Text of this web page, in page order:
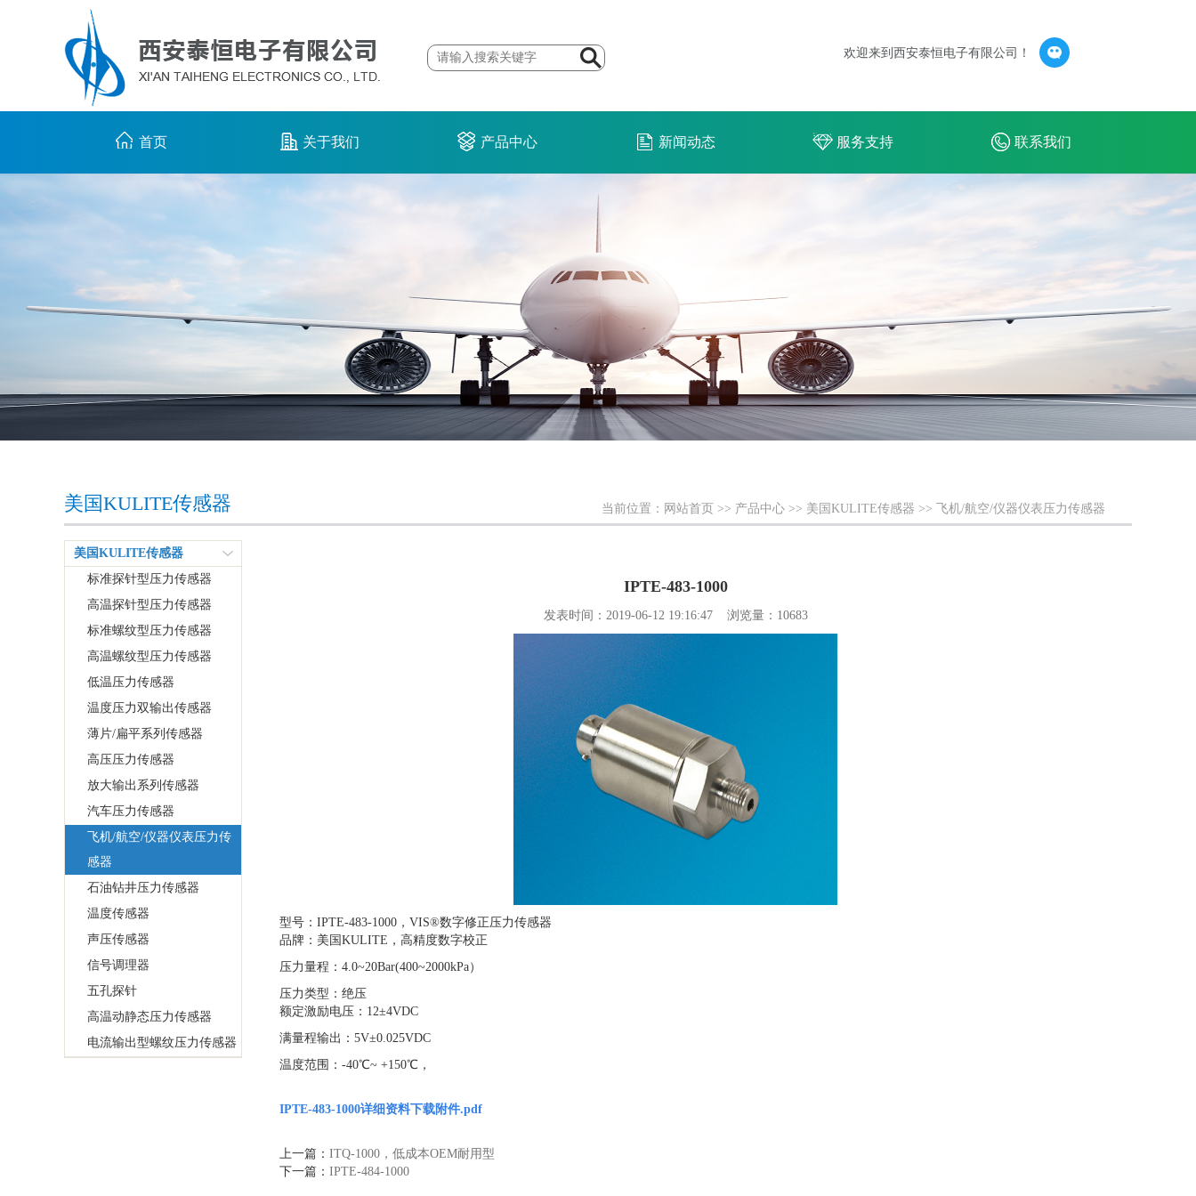
欢迎来到西安泰恒电子有限公司！
首页 关于我们 产品中心 新闻动态 服务支持 联系我们
美国KULITE传感器 当前位置： 网站首页 >> 产品中心 >> 美国KULITE传感器 >> 飞机/航空/仪器仪表压力传感器
美国KULITE传感器
标准探针型压力传感器
高温探针型压力传感器
标准螺纹型压力传感器
高温螺纹型压力传感器
低温压力传感器
温度压力双输出传感器
薄片/扁平系列传感器
高压压力传感器
放大输出系列传感器
汽车压力传感器
飞机/航空/仪器仪表压力传
感器
石油钻井压力传感器
温度传感器
声压传感器
信号调理器
五孔探针
高温动静态压力传感器
电流输出型螺纹压力传感器
IPTE-483-1000
发表时间：2019-06-12 19:16:47 浏览量：10683
型号：IPTE-483-1000，VIS®数字修正压力传感器
品牌：美国KULITE，高精度数字校正
压力量程：4.0~20Bar(400~2000kPa）
压力类型：绝压
额定激励电压：12±4VDC
满量程输出：5V±0.025VDC
温度范围：-40℃~ +150℃，
IPTE-483-1000详细资料下载附件.pdf
上一篇： ITQ-1000，低成本OEM耐用型
下一篇： IPTE-484-1000